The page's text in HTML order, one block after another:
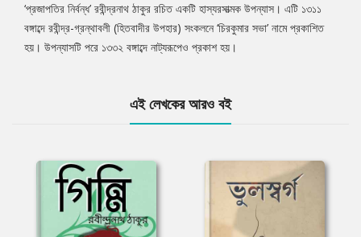
Tab
Article
‘প্রজাপতির নির্বন্ধ’ রবীন্দ্রনাথ ঠাকুর রচিত একটি হাস্যরসাত্মক উপন্যাস। এটি ১৩১১
বঙ্গাব্দে রবীন্দ্র-গ্রন্থাবলী (হিতবাদীর উপহার) সংকলনে ‘চিরকুমার সভা’ নামে প্রকাশিত
হয়। উপন্যাসটি পরে ১৩৩২ বঙ্গাব্দে নাট্যরূপেও প্রকাশ হয়।
এই লেখকের আরও বই